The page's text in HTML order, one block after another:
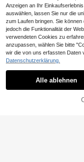
Anzeigen an Ihr
auswählen, lassen Sie nur die
zum Laufen bringen. Sie
jedoch die Funktionalität der
verwendeten Cookies zu
anzupassen, wählen Sie bitte
wir die von uns erfassten Daten
Datenschutzerklärung.
Alle ablehnen